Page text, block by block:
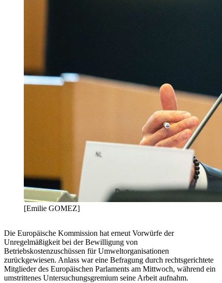
[Emilie GOMEZ]
Die Europäische Kommission hat erneut Vorwürfe der
Unregelmäßigkeit bei der Bewilligung von
Betriebskostenzuschüssen für Umweltorganisationen
zurückgewiesen. Anlass war eine Befragung durch rechtsgerichtete
Mitglieder des Europäischen Parlaments am Mittwoch, während ein
umstrittenes Untersuchungsgremium seine Arbeit aufnahm.